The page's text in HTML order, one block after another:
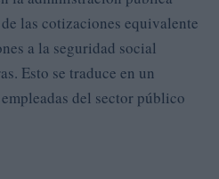
las cotizaciones equivalente
a la seguridad social
Esto se traduce en un
del sector público